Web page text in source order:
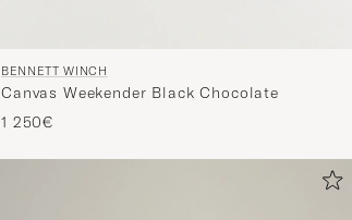
BENNETT WINCH
Canvas Weekender Black Chocolate
1 250€